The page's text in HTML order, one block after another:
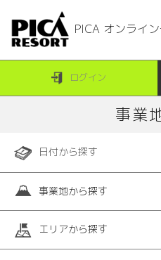
PICA オンライ
ログイン
事業
日付から探す
事業地から探す
エリアから探す